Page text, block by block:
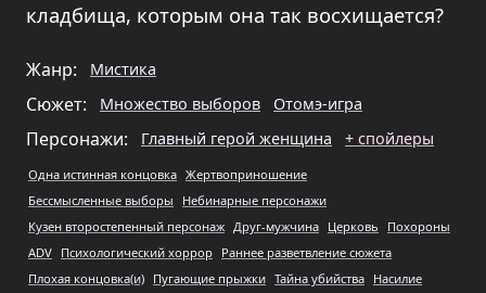
кладбища, которым она так восхищается?
Жанр: Мистика
Сюжет: Множество выборов Отомэ-игра
Персонажи: Главный герой женщина + спойлеры
Одна истинная концовка Жертвоприношение
Бессмысленные выборы
Небинарные персонажи
Кузен второстепенный персонаж Друг-мужчина Церковь
Похороны
ADV Психологический хоррор Раннее разветвление сюжета
Плохая концовка(и) Пугающие прыжки Тайна убийства Насилие